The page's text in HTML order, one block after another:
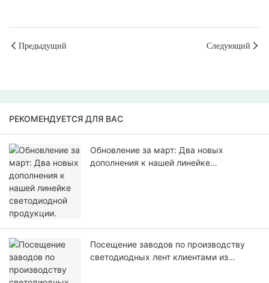
Предыдущий Следующий
РЕКОМЕНДУЕТСЯ ДЛЯ ВАС
Обновление за март: Два новых
дополнения к нашей линейке
Посещение заводов по производству
светодиодных лент клиентами из